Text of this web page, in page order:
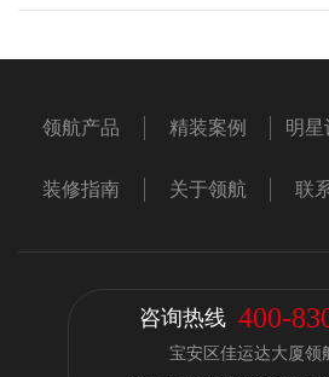
领航产品 精装案例 明星
装修指南 关于领航 联
咨询热线 400-
宝安区佳运达大厦领